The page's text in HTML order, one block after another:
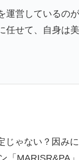
運営しているの
任せて、自身は
ゃない？因み
「MARISR&PA」